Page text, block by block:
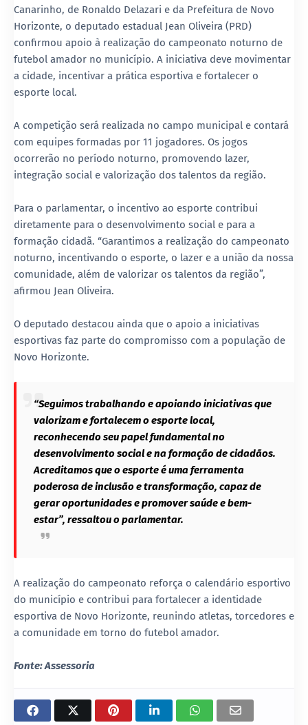
Canarinho, de Ronaldo Delazari e da Prefeitura de Novo
Horizonte, o deputado estadual Jean Oliveira (PRD)
confirmou apoio à realização do campeonato noturno de
futebol amador no município. A iniciativa deve movimentar
a cidade, incentivar a prática esportiva e fortalecer o
esporte local.
A competição será realizada no campo municipal e contará
com equipes formadas por 11 jogadores. Os jogos
ocorrerão no período noturno, promovendo lazer,
integração social e valorização dos talentos da região.
Para o parlamentar, o incentivo ao esporte contribui
diretamente para o desenvolvimento social e para a
formação cidadã. “Garantimos a realização do campeonato
noturno, incentivando o esporte, o lazer e a união da nossa
comunidade, além de valorizar os talentos da região”,
afirmou Jean Oliveira.
O deputado destacou ainda que o apoio a iniciativas
esportivas faz parte do compromisso com a população de
Novo Horizonte.
“Seguimos trabalhando e apoiando iniciativas que
valorizam e fortalecem o esporte local,
reconhecendo seu papel fundamental no
desenvolvimento social e na formação de cidadãos.
Acreditamos que o esporte é uma ferramenta
poderosa de inclusão e transformação, capaz de
gerar oportunidades e promover saúde e bem-
estar”, ressaltou o parlamentar.
A realização do campeonato reforça o calendário esportivo
do município e contribui para fortalecer a identidade
esportiva de Novo Horizonte, reunindo atletas, torcedores e
a comunidade em torno do futebol amador.
Fonte: Assessoria